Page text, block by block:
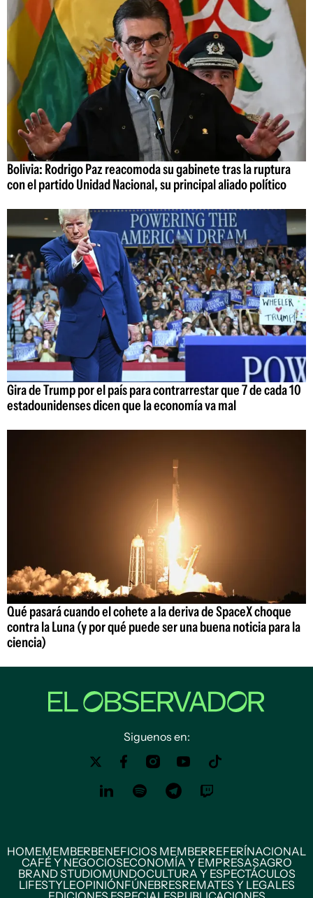
Bolivia: Rodrigo Paz reacomoda su gabinete tras la ruptura
con el partido Unidad Nacional, su principal aliado político
Gira de Trump por el país para contrarrestar que 7 de cada 10
estadounidenses dicen que la economía va mal
Qué pasará cuando el cohete a la deriva de SpaceX choque
contra la Luna (y por qué puede ser una buena noticia para la
ciencia)
Siguenos en:
HOMEMEMBERBENEFICIOS MEMBERREFERÍNACIONAL
CAFÉ Y NEGOCIOSECONOMÍA Y EMPRESASAGRO
BRAND STUDIOMUNDOCULTURA Y ESPECTÁCULOS
LIFESTYLEOPINIÓNFÚNEBRESREMATES Y LEGALES